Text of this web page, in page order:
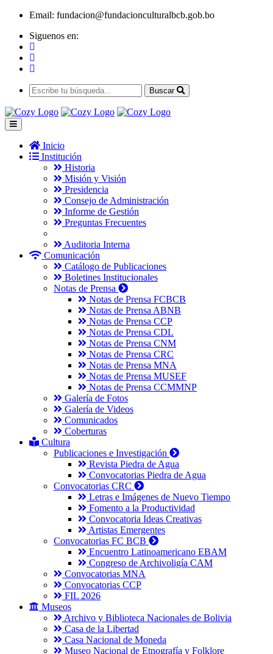
Email: fundacion@fundacionculturalbcb.gob.bo
Siguenos en:
Buscar
Inicio
Institución
Historia
Misión y Visión
Presidencia
Consejo de Administración
Informe de Gestión
Preguntas Frecuentes
Auditoria Interna
Comunicación
Catálogo de Publicaciones
Boletines Institucionales
Notas de Prensa
Notas de Prensa FCBCB
Notas de Prensa ABNB
Notas de Prensa CCP
Notas de Prensa CDL
Notas de Prensa CNM
Notas de Prensa CRC
Notas de Prensa MNA
Notas de Prensa MUSEF
Notas de Prensa CCMMNP
Galería de Fotos
Galería de Videos
Comunicados
Coberturas
Cultura
Publicaciones e Investigación
Revista Piedra de Agua
Convocatorias Piedra de Agua
Convocatorias CRC
Letras e Imágenes de Nuevo Tiempo
Fomento a la Productividad
Convocatoria Ideas Creativas
Artistas Emergentes
Convocatorias FC BCB
Encuentro Latinoamericano EBAM
Congreso de Archivoligía CAM
Convocatorias MNA
Convocatorias CCP
FIL 2026
Museos
Archivo y Biblioteca Nacionales de Bolivia
Casa de la Libertad
Casa Nacional de Moneda
Museo Nacional de Etnografía y Folklore